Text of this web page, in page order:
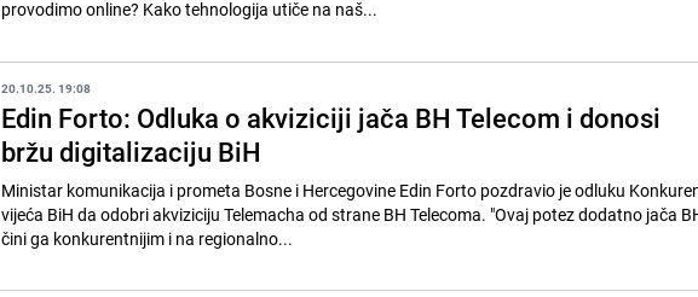
provodimo online? Kako tehnologija utiče na naš...
20.10.25. 19:08
Edin Forto: Odluka o akviziciji jača BH Telecom i donosi
bržu digitalizaciju BiH
Ministar komunikacija i prometa Bosne i Hercegovine Edin Forto pozdravio je odluku
vijeća BiH da odobri akviziciju Telemacha od strane BH Telecoma. "Ovaj potez dodatno jača
čini ga konkurentnijim i na regionalno...